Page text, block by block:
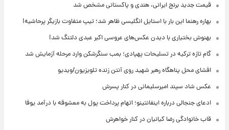
قیمت جدید برنج ایرانی، هندی و پاکستانی مشخص شد
بهاره رهنما این بار با استایل انگلیسی ظاهر شد؛ تیپ متفاوت بازیگر پرحاشیه!
بهنوش بختیاری با دیدن عکس‌های عروسی اکبر عبدی دلتنگ شد!
گام تازه ترکیه در تسلیحات پهپادی؛ بمب سنگرشکن وارد مرحله آزمایش شد
افشای محل پناهگاه‌ رهبر شهید روی آنتن زنده تلویزیون/ویدیو
عکس شاد سپند امیرسلیمانی در کنار پسرش
ادعای جنجالی درباره اینفانتینو؛ اتهام پرداخت پول به معشوقه با درآمد یوفا
قاب خانوادگی رضا کیانیان در کنار خواهرش